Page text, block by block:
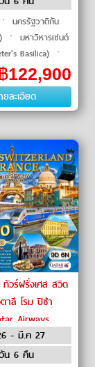
นครรัฐวาติกัน
ㆍ มหาวิหารเซนต์
Basilica) ㆍ
ㆍ
Fountain) ㆍ
122,900
ละเอียด
ทัวร์ฝรั่งเศส สวิต
ปิซ่า
Airways
- มี.ค 27
น 6 คืน